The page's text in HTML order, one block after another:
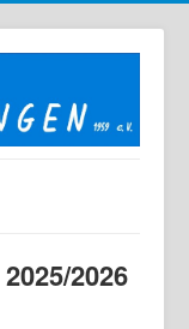
2026